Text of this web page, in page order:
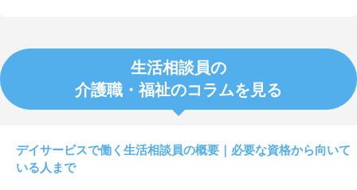
生活相談員の
介護職・福祉のコラムを見る
デイサービスで働く生活相談員の概要｜必要な資格から向いて
いる人まで